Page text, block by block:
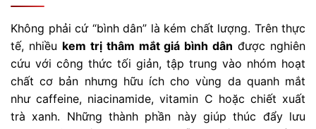
Không phải cứ “bình dân” là kém chất lượng. Trên thực
tế, nhiều kem trị thâm mắt giá bình dân được nghiên
cứu với công thức tối giản, tập trung vào nhóm hoạt
chất cơ bản nhưng hữu ích cho vùng da quanh mắt
như caffeine, niacinamide, vitamin C hoặc chiết xuất
trà xanh. Những thành phần này giúp thúc đẩy lưu